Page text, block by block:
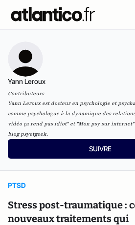
Yann Leroux
Contributeurs
Yann Leroux est docteur en psychologie et
comme psychologue à la dynamique des
vidéo ça rend pas idiot" et "Mon psy sur
blog psyetgeek.
SUIVRE
PTSD
Stress post-traumatique :
nouveaux traitements qui